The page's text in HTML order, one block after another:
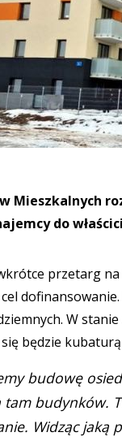
Mieszkalnych
do
przetarg
W
będzie
budowę
tam budynków.
Widząc jaką